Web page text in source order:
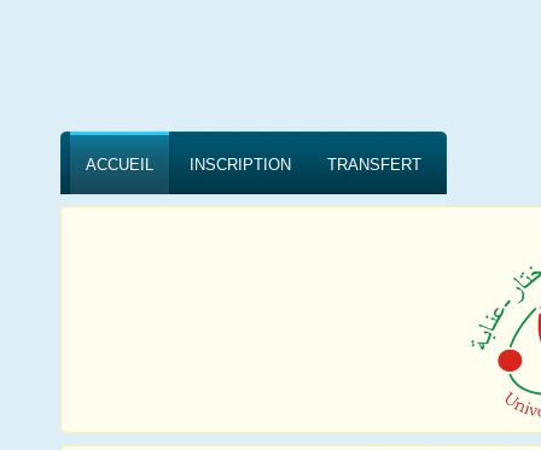
ACCUEIL INSCRIPTION TRANSFERT